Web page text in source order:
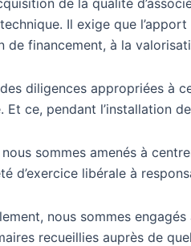
Il exige que
de financement, à la
diligences appropriées à
ce, pendant l’installation
nous sommes amenés à
d’exercice libérale à
nous sommes
recueillies auprès de